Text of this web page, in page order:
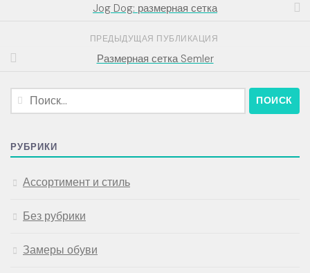
Jog Dog: размерная сетка
ПРЕДЫДУЩАЯ ПУБЛИКАЦИЯ
Размерная сетка Semler
Найти:
РУБРИКИ
Ассортимент и стиль
Без рубрики
Замеры обуви